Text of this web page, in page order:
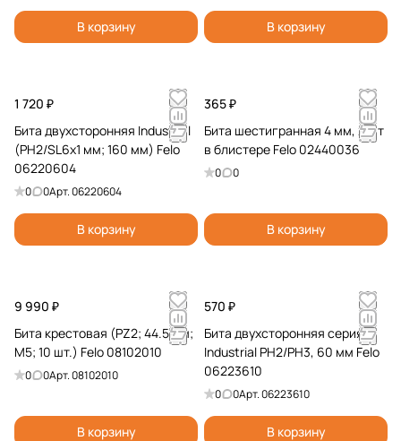
В корзину В корзину
1 720 ₽
Бита двухсторонняя Industrial
(PH2/SL6x1 мм; 160 мм) Felo
06220604
0 0Арт.06220604
В корзину
365 ₽
Бита шестигранная 4 мм, 2 шт
в блистере Felo 02440036
0 0
В корзину
9 990 ₽
Бита крестовая (PZ2; 44.5 мм;
M5; 10 шт.) Felo 08102010
0 0Арт.08102010
В корзину
570 ₽
Бита двухсторонняя серия
Industrial PH2/PH3, 60 мм Felo
06223610
0 0Арт.06223610
В корзину